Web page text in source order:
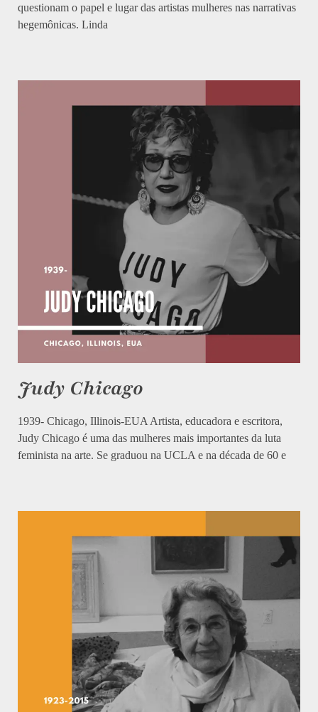
questionam o papel e lugar das artistas mulheres nas narrativas
hegemônicas. Linda
Judy Chicago
1939- Chicago, Illinois-EUA Artista, educadora e escritora,
Judy Chicago é uma das mulheres mais importantes da luta
feminista na arte. Se graduou na UCLA e na década de 60 e